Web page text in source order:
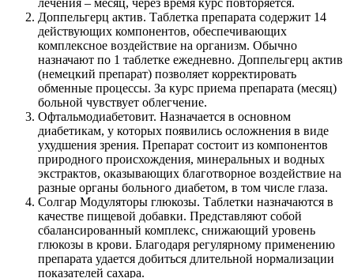
Доппельгерц актив. Таблетка препарата содержит 14
действующих компонентов, обеспечивающих
комплексное воздействие на организм. Обычно
назначают по 1 таблетке ежедневно. Доппельгерц актив
(немецкий препарат) позволяет корректировать
обменные процессы. За курс приема препарата (месяц)
больной чувствует облегчение.
Офтальмодиабетовит. Назначается в основном
диабетикам, у которых появились осложнения в виде
ухудшения зрения. Препарат состоит из компонентов
природного происхождения, минеральных и водных
экстрактов, оказывающих благотворное воздействие на
разные органы больного диабетом, в том числе глаза.
Солгар Модуляторы глюкозы. Таблетки назначаются в
качестве пищевой добавки. Представляют собой
сбалансированный комплекс, снижающий уровень
глюкозы в крови. Благодаря регулярному применению
препарата удается добиться длительной нормализации
показателей сахара.